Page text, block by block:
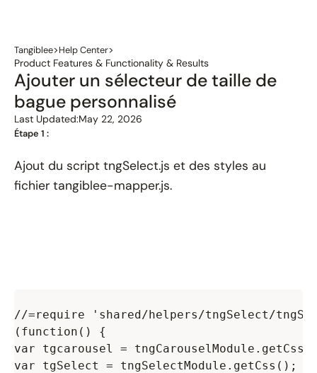
Tangiblee>Help Center>
Product Features & Functionality & Results
Ajouter un sélecteur de taille de
bague personnalisé
Last Updated:May 22, 2026
Étape 1 :
Ajout du script tngSelect.js et des styles au
fichier tangiblee-mapper.js.
//=require 'shared/helpers/tngSelect/
(function() {
var tgcarousel =
var tgSelect = tngSelectModule.getCss();